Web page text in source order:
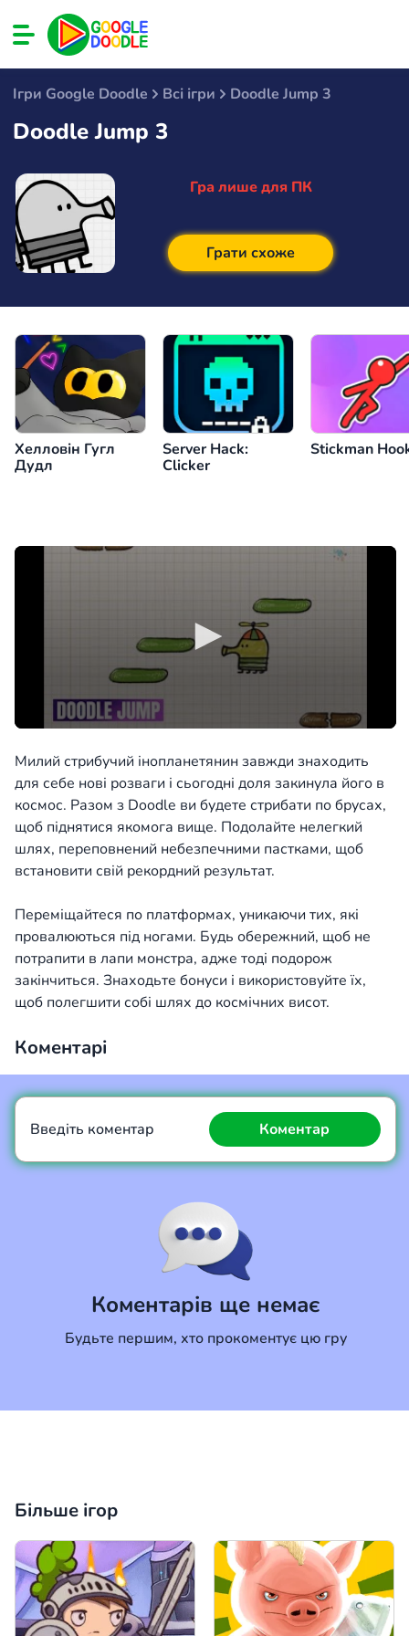
Ігри Google Doodle Всі ігри Doodle Jump 3
Doodle Jump 3
Гра лише для ПК
Грати схоже
Хелловін Гугл
Дудл
Server Hack:
Clicker
Stickman
Милий стрибучий інопланетянин завжди знаходить
для себе нові розваги і сьогодні доля закинула його в
космос. Разом з Doodle ви будете стрибати по брусах,
щоб піднятися якомога вище. Подолайте нелегкий
шлях, переповнений небезпечними пастками, щоб
встановити свій рекордний результат.
Переміщайтеся по платформах, уникаючи тих, які
провалюються під ногами. Будь обережний, щоб не
потрапити в лапи монстра, адже тоді подорож
закінчиться. Знаходьте бонуси і використовуйте їх,
щоб полегшити собі шлях до космічних висот.
Коментарі
Коментарів ще немає
Будьте першим, хто прокоментує цю гру
Введіть коментар Коментар
Більше ігор